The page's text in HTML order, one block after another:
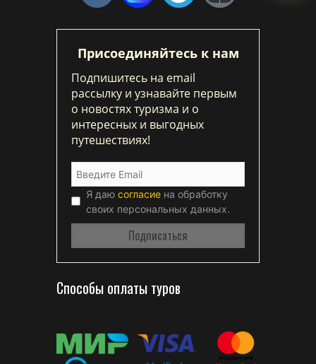
Присоединяйтесь к нам
Подпишитесь на email
рассылку и узнавайте первым
о новостях туризма и о
интересных и выгодных
путешествиях!
Я даю согласие на обработку
своих персональных данных.
Способы оплаты туров